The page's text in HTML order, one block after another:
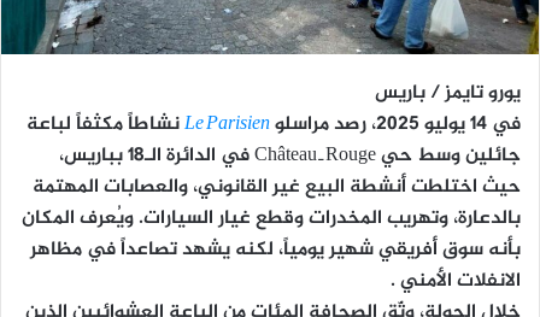
يورو تايمز / باريس
في 14 يوليو 2025، رصد مراسلو
Le Parisienنشاطاً مكثفاً لباعة
جائلين وسط حي Château‑Rouge في الدائرة الـ18 بباريس،
حيث اختلطت أنشطة البيع غير القانوني، والعصابات المهتمة
بالدعارة، وتهريب المخدرات وقطع غيار السيارات. ويُعرف المكان
بأنه سوق أفريقي شهير يومياً، لكنه يشهد تصاعداً في مظاهر
الانفلات الأمني .